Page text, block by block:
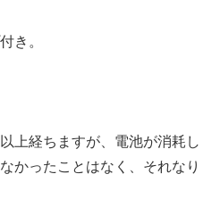
き。
上経ちますが、電池が消耗し
かったことはなく、それなり